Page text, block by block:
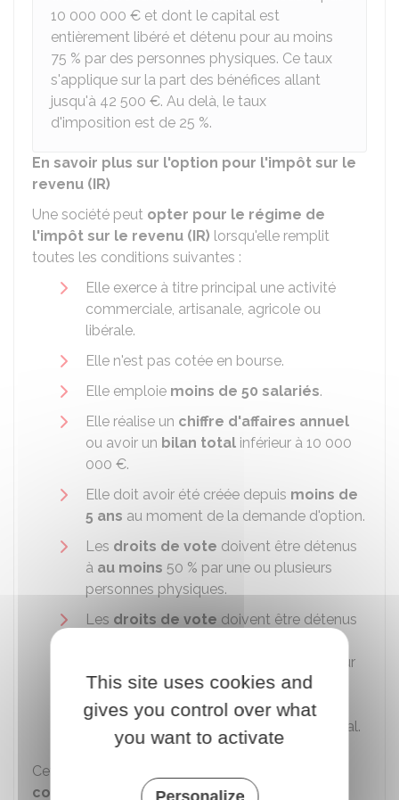
10 000 000 € et dont le capital est
entièrement libéré et détenu pour au moins
75 % par des personnes physiques. Ce taux
s'applique sur la part des bénéfices allant
jusqu'à 42 500 €. Au delà, le taux
d'imposition est de 25 %.
En savoir plus sur l'option pour l'impôt sur le
revenu (IR)
Une société peut opter pour le régime de
l'impôt sur le revenu (IR) lorsqu'elle remplit
toutes les conditions suivantes :
Elle exerce à titre principal une activité
commerciale, artisanale, agricole ou
libérale.
Elle n'est pas cotée en bourse.
Elle emploie moins de 50 salariés.
Elle réalise un chiffre d'affaires annuel
ou avoir un bilan total inférieur à 10 000
000 €.
Elle doit avoir été créée depuis moins de
5 ans au moment de la demande d'option.
Les droits de vote doivent être détenus
à au moins 50 % par une ou plusieurs
personnes physiques.
Les droits de vote doivent être détenus
personnes suivantes : président, directeur
général, président du conseil de
surveillance, membre du directoire ou
gérant et les membres de leur foyer fiscal.
Cette option est valable pour
comptables
et ne peut pas être renouvelée.
This site uses cookies and
gives you control over what
you want to activate
Personalize